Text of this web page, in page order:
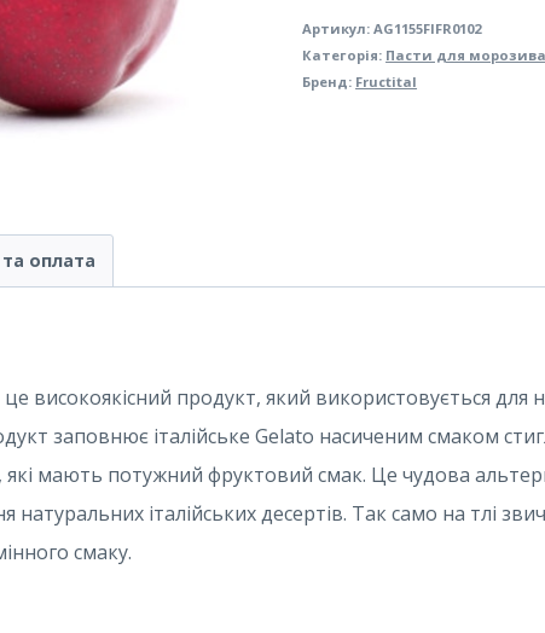
Артикул:AG1155FIFR0102
Категорія: Пасти для
Бренд: Fructital
оплата
високоякісний продукт, який використовується для
заповнює італійське Gelato насиченим смаком
які мають потужний фруктовий смак. Це чудова
італійських десертів. Так само на тлі
смаку.